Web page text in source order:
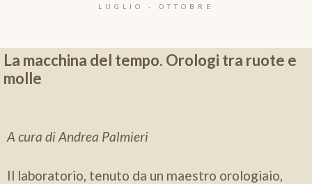
LUGLIO - OTTOBRE
La macchina del tempo. Orologi tra ruote e
molle
A cura di Andrea Palmieri
Il laboratorio, tenuto da un maestro orologiaio,